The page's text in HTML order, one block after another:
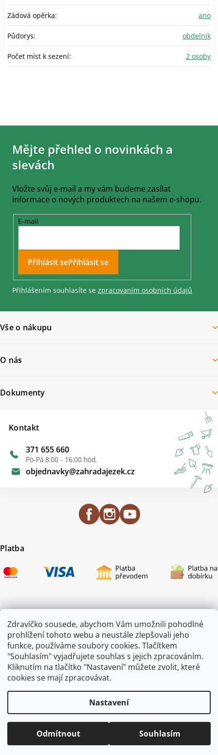
Zdravíčko sousede, abychom Vám umožnili pohodlné
prohlížení tohoto webu a neustále zlepšovali jeho
funkce, používáme soubory cookies. Tlačítkem
"Souhlasím" vyjadřujete souhlas s jejich zpracováním.
Kliknutím na tlačítko "Nastavení" můžete zvolit, které
cookies se mají zpracovávat.
Nastavení
Odmítnout Souhlasím
Zádová opěrka: ano
Půdorys: obdelník
Počet míst k sezení: 2 osoby
Z
Mějte přehled o novinkách a
slevách
Vložte svůj e-mail a my vám budeme zasílat
informace o nových produktech na našem e-shopu.
E-mail
Přihlásit se
Přihlášením souhlasíte se zpracovaním osobních údajů
Vše o nákupu
O nás
Kontakt
objednavky@zahradajezek.cz
371 655 660
Po-Pá 8:00 - 16:00 hod.
Dokumenty
Platba
Certifikace
Copyright 2026ZAHRADA JEŽEK. Všechna práva vyhrazena.